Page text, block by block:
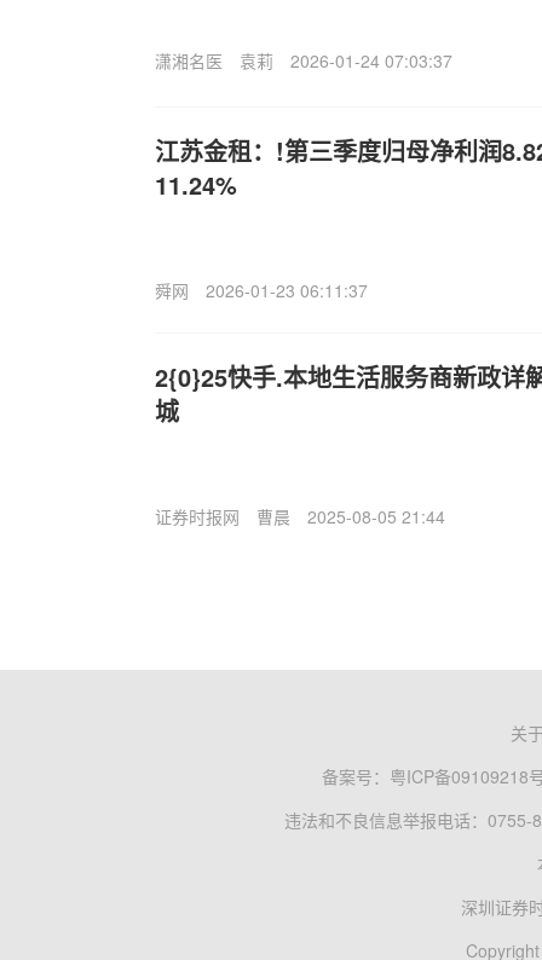
潇湘名医 袁莉 2026-01-24 07:03:37
江苏金租：!第三季度归母净利润
11.24%
舜网 2026-01-23 06:11:37
2{0}25快手.本地生活服务商新政详
城
证券时报网 曹晨 2025-08-05 21:44
关
备案号： 粤ICP备09109218
违法和不良信息举报电话：0755-
深圳证券